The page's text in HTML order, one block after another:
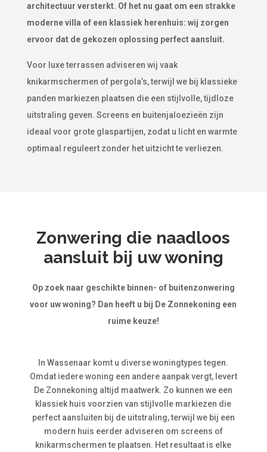
architectuur versterkt. Of het nu gaat om een strakke
moderne villa of een klassiek herenhuis: wij zorgen
ervoor dat de gekozen oplossing perfect aansluit.
Voor luxe terrassen adviseren wij vaak
knikarmschermen of pergola’s, terwijl we bij klassieke
panden markiezen plaatsen die een stijlvolle, tijdloze
uitstraling geven. Screens en buitenjaloezieën zijn
ideaal voor grote glaspartijen, zodat u licht en warmte
optimaal reguleert zonder het uitzicht te verliezen.
Zonwering die naadloos
aansluit bij uw woning
Op zoek naar geschikte binnen- of buitenzonwering
voor uw woning? Dan heeft u bij De Zonnekoning een
ruime keuze!
In Wassenaar komt u diverse woningtypes tegen.
Omdat iedere woning een andere aanpak vergt, levert
De Zonnekoning altijd maatwerk. Zo kunnen we een
klassiek huis voorzien van stijlvolle markiezen die
perfect aansluiten bij de uitstraling, terwijl we bij een
modern huis eerder adviseren om screens of
knikarmschermen te plaatsen. Het resultaat is elke